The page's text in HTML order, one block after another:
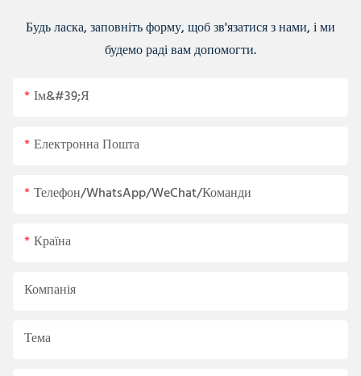
Будь ласка, заповніть форму, щоб зв'язатися з нами, і ми
будемо раді вам допомогти.
Ім&#39;я
Електронна Пошта
Телефон/WhatsApp/WeChat/Команди
Країна
Компанія
Тема